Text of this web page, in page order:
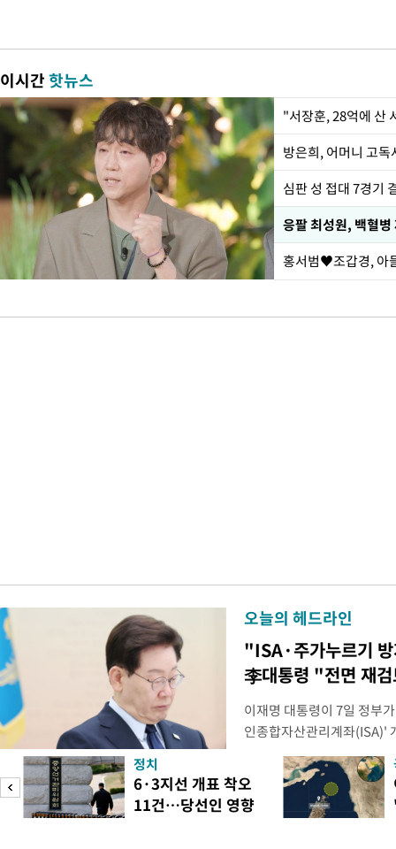
이시간핫뉴스
"서장훈, 28억에 산
방은희, 어머니 고
심판 성 접대 7경기
응팔 최성원, 백혈
홍서범♥조갑경, 아
오늘의 헤드라인
"ISA·주가누르기
李대통령 "전면 재
이재명 대통령이 7일 정부
인종합자산관리계좌(ISA)'
안'을 전면 재검토 할 것을
들과의 상황 점검 회의에서
지법안을 둘러싼 투자자들
았다. 이 자리에서 이 대통
정치
6·3지선 개표 착오
11건…당선인 영향